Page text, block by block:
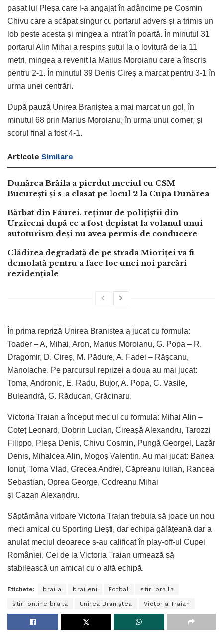
pasat lui Pleșa care l-a angajat în adâncime pe Cosmin
Chivu care a scăpat singur cu portarul advers și a trimis un
lob peste acesta și mingea a intrat în poartă. În minutul 31
portarul Alin Mihai a respins șutul la o lovitură de la 11
metri, mingea a revenit la Marius Moroianu care a înscris
pentru 2-1. În minutul 39 Denis Cireș a marcat pentru 3-1 în
urma unei centrări.
După pauză Unirea Braniștea a mai marcat un gol, în
minutul 68 prin Marius Moroianu, în urma unui corner, și
scorul final a fost 4-1.
Articole Similare
Dunărea Brăila a pierdut meciul cu CSM
București și s-a clasat pe locul 2 la Cupa Dunărea
Bărbat din Făurei, reținut de polițiștii din
Urziceni după ce a fost depistat la volanul unui
autoturism deși nu avea permis de conducere
Clădirea degradată de pe strada Mioriței va fi
demolată pentru a face loc unei noi parcări
rezidențiale
În prima repriză Unirea Braniștea a jucat cu formula:
Toader – A, Mihai, Aron, Marius Moroianu, G. Popa – R.
Dragomir, D. Cireș, M. Pădure, A. Fadei – Rășcanu,
Manolache. Pe parcursul reprizei a doua au mai jucat:
Toma, Andronic, E. Radu, Bujor, A. Popa, C. Vasile,
Buleandră, G. Răducan, Grădinaru.
Victoria Traian a început meciul cu formula: Mihai Alin –
Coteț Leonard, Dobrin Lucian, Cireașă Alexandru, Tarozzi
Filippo, Pleșa Denis, Chivu Cosmin, Pungă Georgel, Lazăr
Denis, Mihalcea Alin, Mogoș Valentin. Au mai jucat: Banea
Ionuț, Toma Vlad, Grecea Andrei, Căpreanu Iulian, Rancea
Sebastian, Oprea George, Codreanu Mihai
și Cazan Alexandru.
Săptămâna viitoare Victoria Traian trebuia să joace un nou
meci amical cu Sporting Liești, dar echipa gălățeană dar a
anulat meciul deoarece s-au calificat în play-off-ul Cupei
României. Cei de la Victoria Traian urmează să
stabilească un amical cu o altă echipă.
Etichete: braila braileni Fotbal stiri braila
stiri online braila Unirea Braniștea Victoria Traian